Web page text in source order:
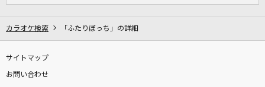
カラオケ検索 「ふたりぼっち」の詳細
サイトマップ
お問い合わせ